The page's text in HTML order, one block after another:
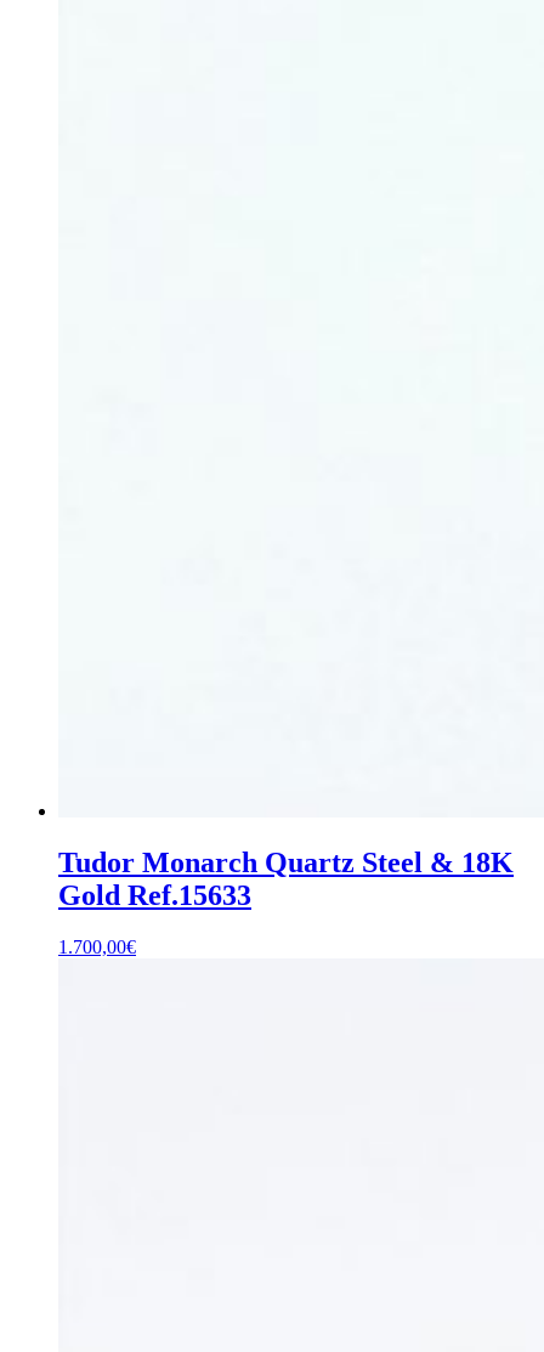
Tudor Monarch Quartz Steel & 18K
Gold Ref.15633
1.700,00€